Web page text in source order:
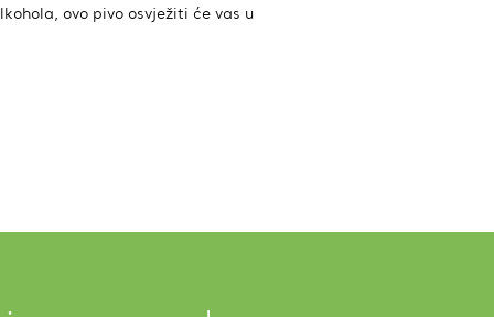
ovo pivo osvježiti će vas u